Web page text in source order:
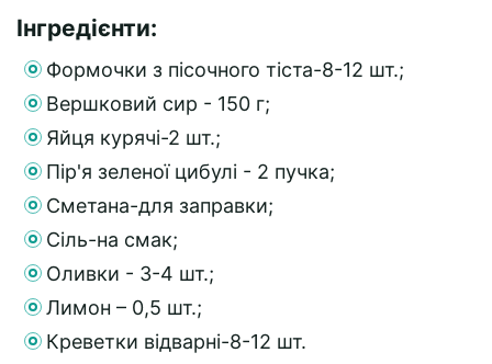
Інгредієнти:
Формочки з пісочного тіста-8-12 шт.;
Вершковий сир - 150 г;
Яйця курячі-2 шт.;
Пір'я зеленої цибулі - 2 пучка;
Сметана-для заправки;
Сіль-на смак;
Оливки - 3-4 шт.;
Лимон – 0,5 шт.;
Креветки відварні-8-12 шт.